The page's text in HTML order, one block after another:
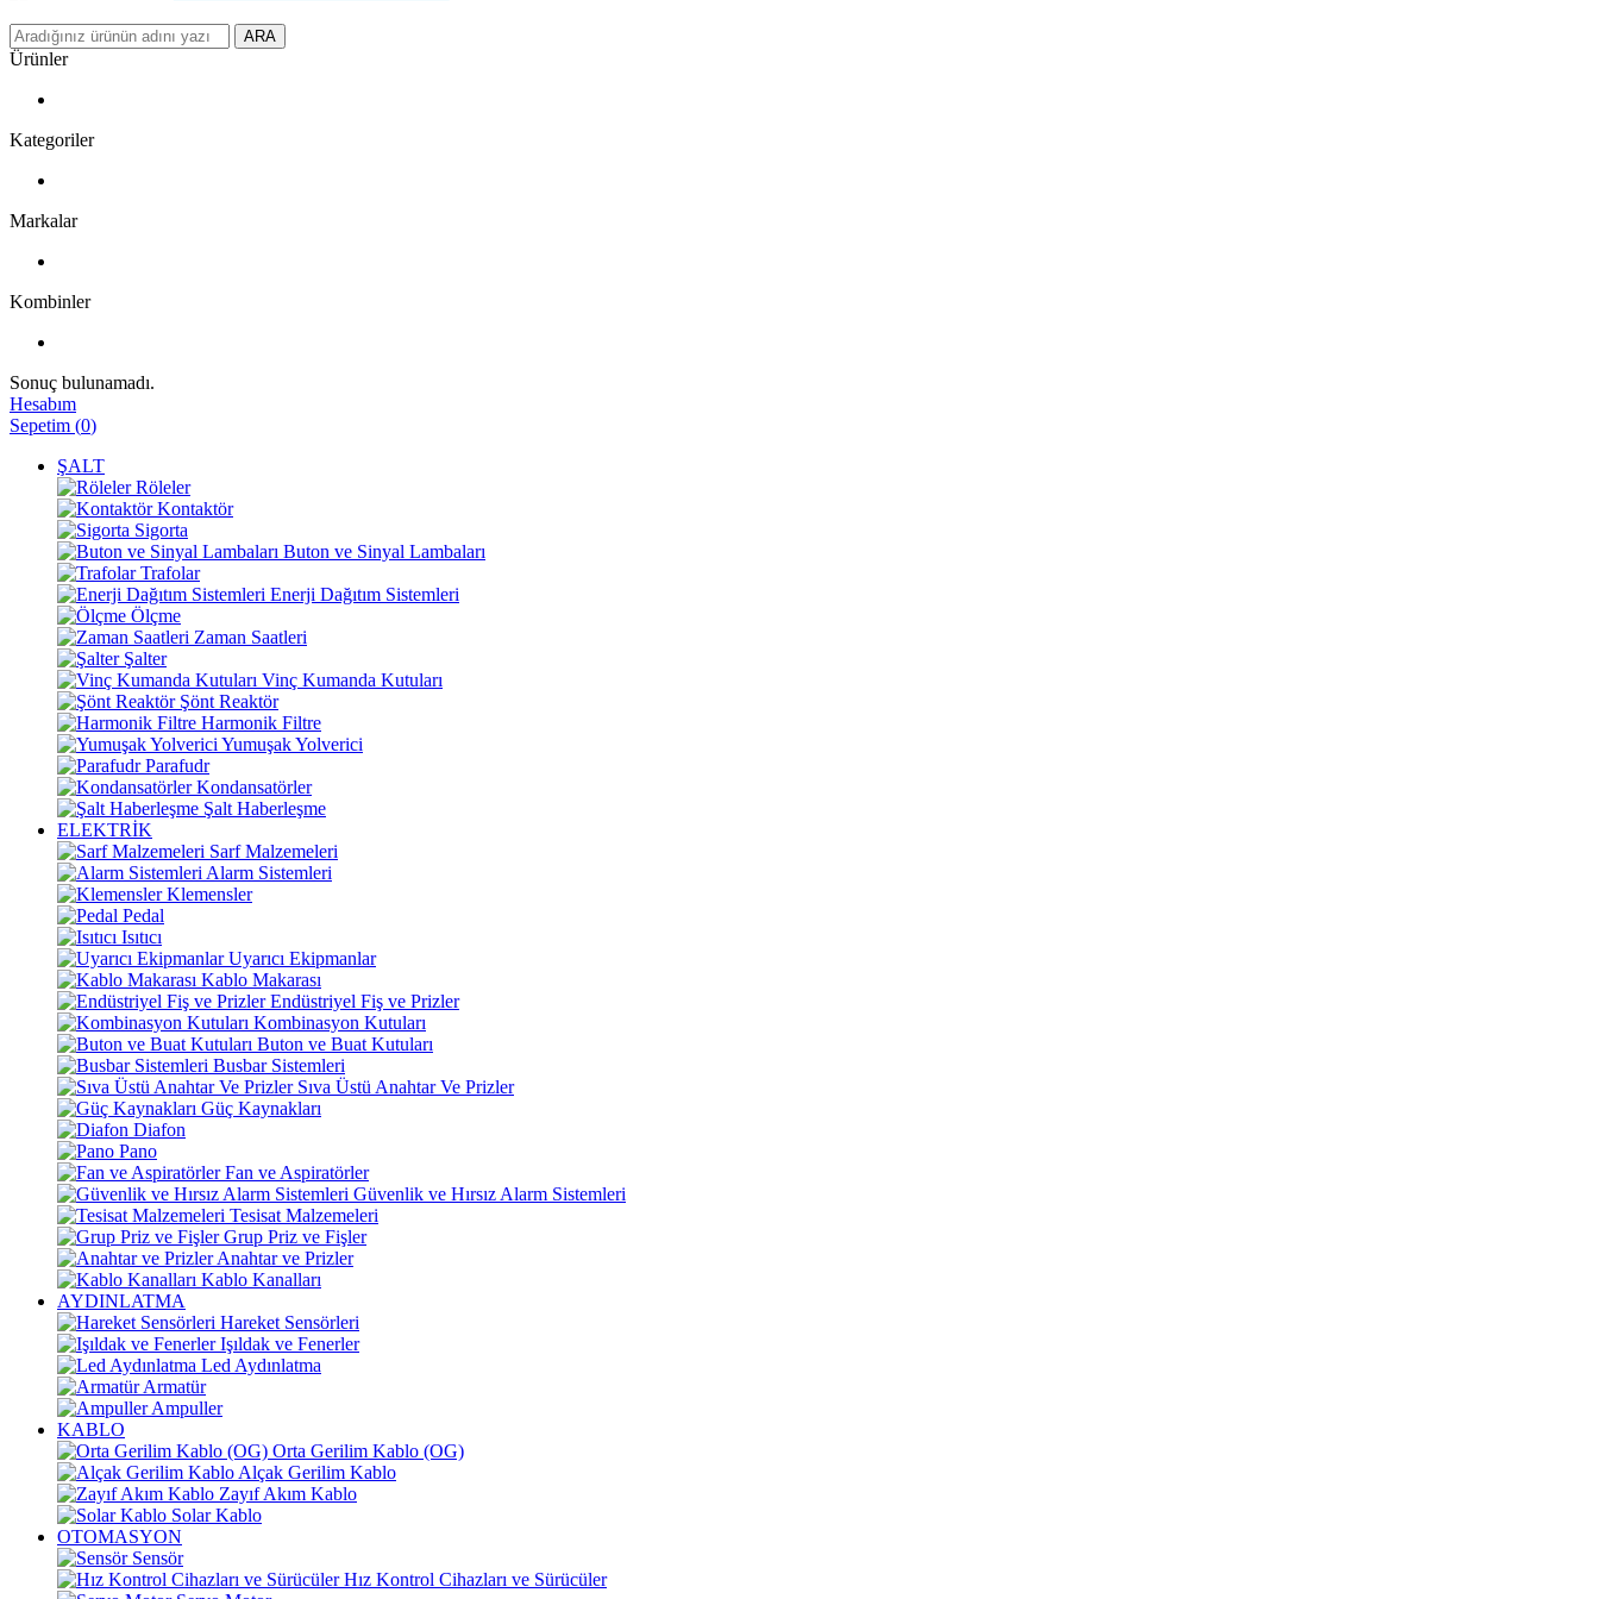
ARA
Ürünler
Kategoriler
Markalar
Kombinler
Sonuç bulunamadı.
Hesabım
Sepetim (0)
ŞALT
Röleler
Kontaktör
Sigorta
Buton ve Sinyal Lambaları
Trafolar
Enerji Dağıtım Sistemleri
Ölçme
Zaman Saatleri
Şalter
Vinç Kumanda Kutuları
Şönt Reaktör
Harmonik Filtre
Yumuşak Yolverici
Parafudr
Kondansatörler
Şalt Haberleşme
ELEKTRİK
Sarf Malzemeleri
Alarm Sistemleri
Klemensler
Pedal
Isıtıcı
Uyarıcı Ekipmanlar
Kablo Makarası
Endüstriyel Fiş ve Prizler
Kombinasyon Kutuları
Buton ve Buat Kutuları
Busbar Sistemleri
Sıva Üstü Anahtar Ve Prizler
Güç Kaynakları
Diafon
Pano
Fan ve Aspiratörler
Güvenlik ve Hırsız Alarm Sistemleri
Tesisat Malzemeleri
Grup Priz ve Fişler
Anahtar ve Prizler
Kablo Kanalları
AYDINLATMA
Hareket Sensörleri
Işıldak ve Fenerler
Led Aydınlatma
Armatür
Ampuller
KABLO
Orta Gerilim Kablo (OG)
Alçak Gerilim Kablo
Zayıf Akım Kablo
Solar Kablo
OTOMASYON
Sensör
Hız Kontrol Cihazları ve Sürücüler